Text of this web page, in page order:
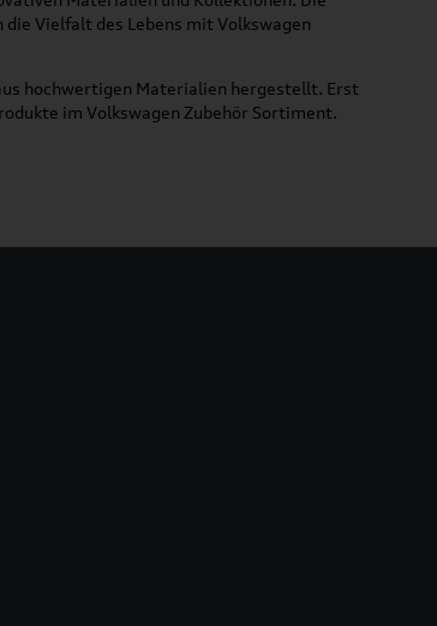
Vielfalt des Lebens mit Volkswagen
hochwertigen Materialien hergestellt. Erst
im Volkswagen Zubehör Sortiment.